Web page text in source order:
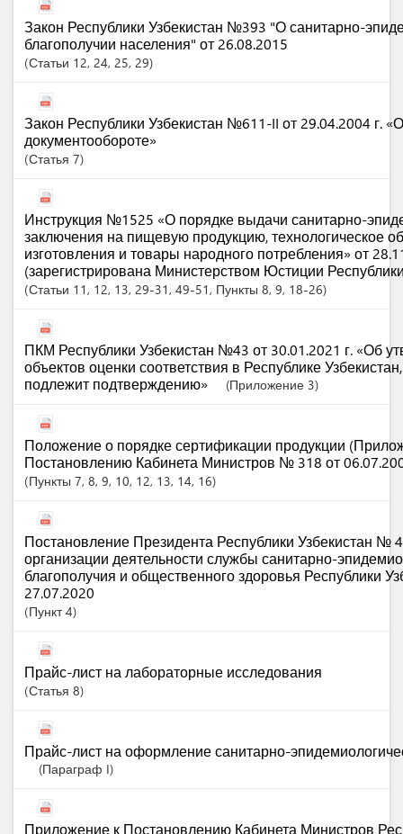
Закон Республики Узбекистан №393 "О санитарно-
благополучии населения" от 26.08.2015
Статьи 12, 24, 25, 29
Закон Республики Узбекистан №611-II от 29.04.2004 г.
документообороте»
Статья 7
Инструкция №1525 «О порядке выдачи санитарно-
заключения на пищевую продукцию, технологическое
изготовления и товары народного потребления» от
(зарегистрирована Министерством Юстиции
Статьи 11 , 12, 13, 29-31 , 49-51 , Пункты 8, 9, 18-26
ПКМ Республики Узбекистан №43 от 30.01.2021 г. «Об
объектов оценки соответствия в Республике
подлежит подтверждению»
(Приложение 3)
Положение о порядке сертификации продукции
Постановлению Кабинета Министров № 318 от
Пункты 7, 8, 9, 10, 12, 13, 14, 16
Постановление Президента Республики Узбекистан №
организации деятельности службы санитарно-
благополучия и общественного здоровья Республики
27.07.2020
Пункт4
Прайс-лист на лабораторные исследования
Статья 8
Прайс-лист на оформление санитарно-
(Параграф I)
Приложение к Постановлению Кабинета Министров